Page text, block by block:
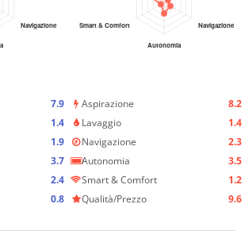
7.9
1.4
1.9
3.7
2.4
0.8
Aspirazione
8.2
Lavaggio
1.4
Navigazione
2.3
Autonomia
3.5
Smart & Comfort
1.2
Qualità/Prezzo
9.6